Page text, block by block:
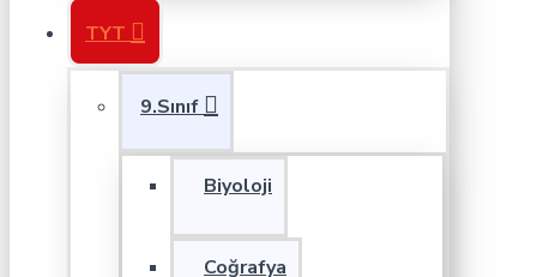
TYT
9.Sınıf
Biyoloji
Coğrafya